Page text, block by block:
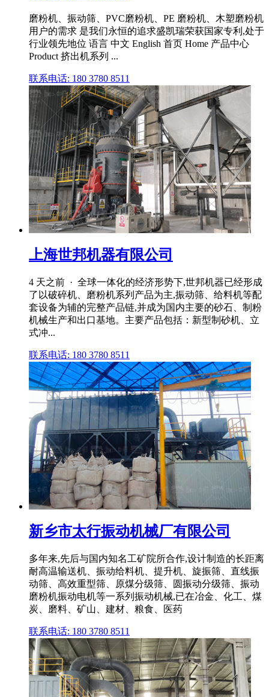
磨粉机、振动筛、PVC磨粉机、PE 磨粉机、木塑磨粉机
用户的需求 是我们永恒的追求盛凯瑞荣获国家专利,处于
行业领先地位 语言 中文 English 首页 Home 产品中心
Product 挤出机系列 ...
联系电话: 180 3780 8511
上海世邦机器有限公司
4 天之前 · 全球一体化的经济形势下,世邦机器已经形成
了以破碎机、磨粉机系列产品为主,振动筛、给料机等配
套设备为辅的完整产品链,并成为国内主要的砂石、制粉
机械生产和出口基地。主要产品包括：新型制砂机、立
式冲...
联系电话: 180 3780 8511
新乡市太行振动机械厂有限公司
多年来,先后与国内知名工矿院所合作,设计制造的长距离
耐高温输送机、振动给料机、提升机、旋振筛、直线振
动筛、高效重型筛、原煤分级筛、圆振动分级筛、振动
磨粉机振动电机等一系列振动机械,已在冶金、化工、煤
炭、磨料、矿山、建材、粮食、医药
联系电话: 180 3780 8511